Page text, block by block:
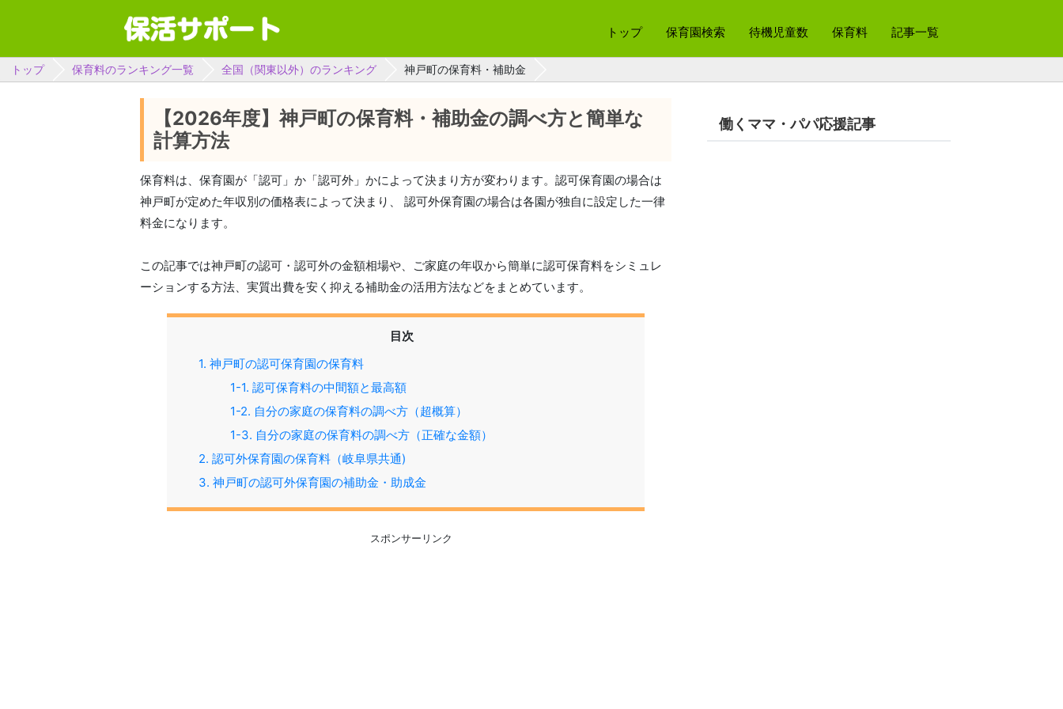
トップ 保育園検索 待機児童数 保育料 記事一覧
トップ 保育料のランキング一覧 全国（関東以外）のランキング 神戸町の保育料・補助金
【2026年度】神戸町の保育料・補助金の調べ方と簡単な
計算方法
保育料は、保育園が「認可」か「認可外」かによって決まり方が変わります。認可保育園の場合は
神戸町が定めた年収別の価格表によって決まり、 認可外保育園の場合は各園が独自に設定した一律
料金になります。
この記事では神戸町の認可・認可外の金額相場や、ご家庭の年収から簡単に認可保育料をシミュレ
ーションする方法、実質出費を安く抑える補助金の活用方法などをまとめています。
目次
1. 神戸町の認可保育園の保育料
1-1. 認可保育料の中間額と最高額
1-2. 自分の家庭の保育料の調べ方（超概算）
1-3. 自分の家庭の保育料の調べ方（正確な金額）
2. 認可外保育園の保育料（岐阜県共通)
3. 神戸町の認可外保育園の補助金・助成金
スポンサーリンク
働くママ・パパ応援記事